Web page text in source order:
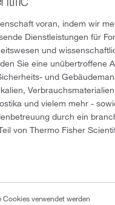
voran, indem wir
Dienstleistungen für
und
Sie eine unübertroffene
und
und vielem mehr -
durch ein
von Thermo Fisher
Cookies verwendet werden